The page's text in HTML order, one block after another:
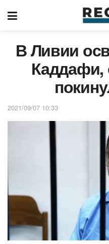
В Ливии
Каддафи,
2021/09/07 10:33